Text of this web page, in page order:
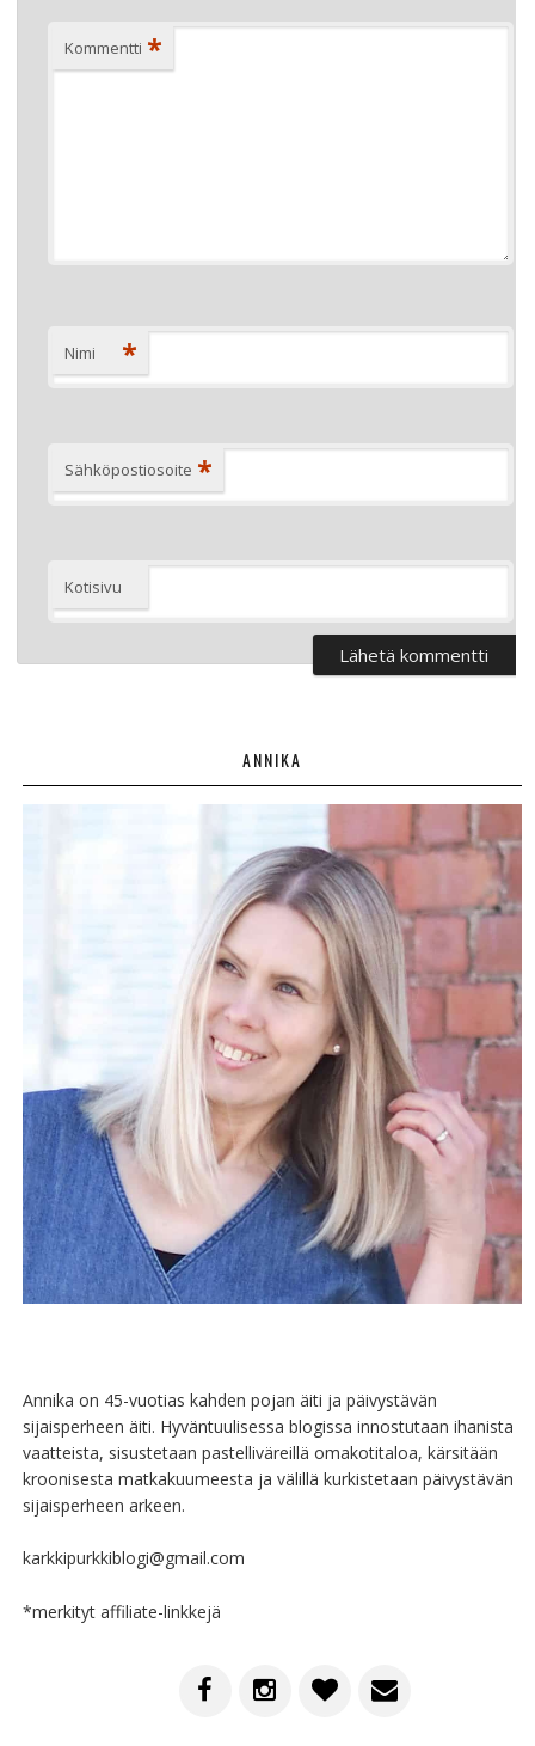
Kommentti *
Nimi *
Sähköpostiosoite *
Kotisivu
ANNIKA
Annika on 45-vuotias kahden pojan äiti ja päivystävän
sijaisperheen äiti. Hyväntuulisessa blogissa innostutaan ihanista
vaatteista, sisustetaan pastelliväreillä omakotitaloa, kärsitään
kroonisesta matkakuumeesta ja välillä kurkistetaan päivystävän
sijaisperheen arkeen.
karkkipurkkiblogi@gmail.com
*merkityt affiliate-linkkejä